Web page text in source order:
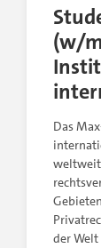
(w/
Das
der